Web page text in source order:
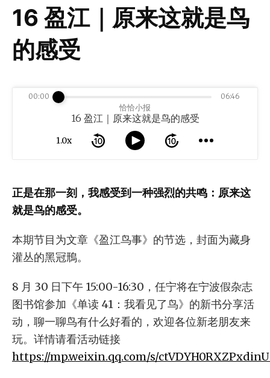
16 盈江｜原来这就是鸟
的感受
恰恰小报
16 盈江｜原来这就是鸟的感受
1.0x
00:00 06:46
正是在那一刻，我感受到一种强烈的共鸣：原来这
就是鸟的感受。
本期节目为文章《盈江鸟事》的节选，封面为藏身
灌丛的黑冠鳽。
8 月 30 日下午 15:00-16:30，任宁将在宁波假杂志
图书馆参加《单读 41：我看见了鸟》的新书分享活
动，聊一聊鸟有什么好看的，欢迎各位新老朋友来
玩。详情请看活动链接
https://mp.weixin.qq.com/s/